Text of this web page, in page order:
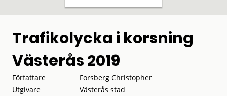
Trafikolycka i korsning
Västerås 2019
Författare
Forsberg Christopher
Utgivare
Västerås stad